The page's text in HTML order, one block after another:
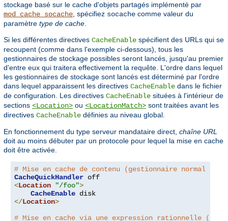
stockage basé sur le cache d'objets partagés implémenté par
mod_cache_socache , spécifiez socache comme valeur du
paramètre type de cache
Si les différentes directives CacheEnable spécifient des URLs qui se
recoupent (comme dans l'exemple ci-dessous), tous les
gestionnaires de stockage possibles seront lancés, jusqu'au premier
d'entre eux qui traitera effectivement la requête. L'ordre dans lequel
les gestionnaires de stockage sont lancés est déterminé par l'ordre
dans lequel apparaissent les directives CacheEnable dans le fichier
de configuration. Les directives CacheEnable situées à l'intérieur de
sections <Location> ou <LocationMatch> sont traitées avant les
directives CacheEnable définies au niveau global.
En fonctionnement du type serveur mandataire direct, chaîne URL
doit au moins débuter par un protocole pour lequel la mise en cache
doit être activée.
# Mise en cache de contenu (gestionnaire normal
CacheQuickHandler
<Location "/foo">
CacheEnable
</Location>
# Mise en cache via une expression rationnelle